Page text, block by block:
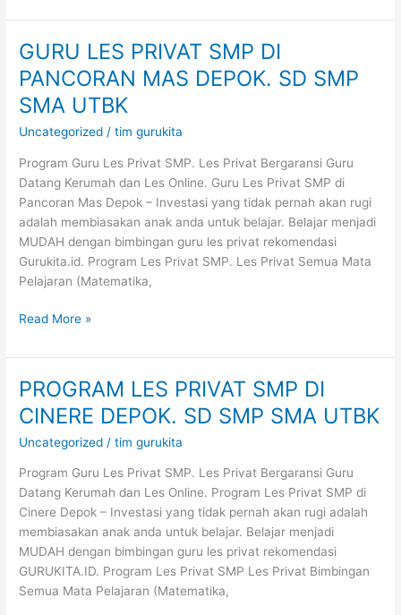
GURU LES PRIVAT SMP DI
PANCORAN MAS DEPOK. SD SMP
SMA UTBK
Uncategorized /tim gurukita
Program Guru Les Privat SMP. Les Privat Bergaransi Guru
Datang Kerumah dan Les Online. Guru Les Privat SMP di
Pancoran Mas Depok – Investasi yang tidak pernah akan rugi
adalah membiasakan anak anda untuk belajar. Belajar menjadi
MUDAH dengan bimbingan guru les privat rekomendasi
Gurukita.id. Program Les Privat SMP. Les Privat Semua Mata
Pelajaran (Matematika,
GURU
LES
PRIVAT
SMP
DI
MAS
DEPOK.
SD
SMP
SMA
UTBK
Read More »
PROGRAM LES PRIVAT SMP DI
CINERE DEPOK. SD SMP SMA UTBK
Uncategorized /tim gurukita
Program Guru Les Privat SMP. Les Privat Bergaransi Guru
Datang Kerumah dan Les Online. Program Les Privat SMP di
Cinere Depok – Investasi yang tidak pernah akan rugi adalah
membiasakan anak anda untuk belajar. Belajar menjadi
MUDAH dengan bimbingan guru les privat rekomendasi
GURUKITA.ID. Program Les Privat SMP Les Privat Bimbingan
Semua Mata Pelajaran (Matematika,
PROGRAM
LES
PRIVAT
SMP
CINERE
DEPOK.